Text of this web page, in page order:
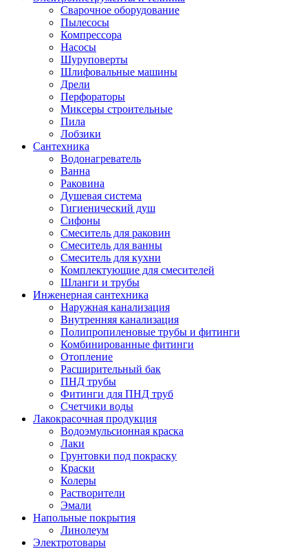
Сварочное оборудование
Пылесосы
Компрессора
Насосы
Шуруповерты
Шлифовальные машины
Дрели
Перфораторы
Миксеры строительные
Пила
Лобзики
Сантехника
Водонагреватель
Ванна
Раковина
Душевая система
Гигиенический душ
Сифоны
Смеситель для раковин
Смеситель для ванны
Смеситель для кухни
Комплектующие для смесителей
Шланги и трубы
Инженерная сантехника
Наружная канализация
Внутренняя канализация
Полипропиленовые трубы и фитинги
Комбинированные фитинги
Отопление
Расширительный бак
ПНД трубы
Фитинги для ПНД труб
Счетчики воды
Лакокрасочная продукция
Водоэмульсионная краска
Лаки
Грунтовки под покраску
Краски
Колеры
Растворители
Эмали
Напольные покрытия
Линолеум
Электротовары